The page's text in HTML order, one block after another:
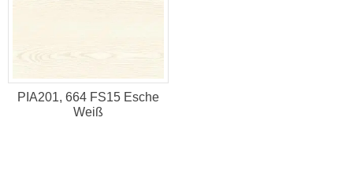
PIA201, 664 FS15 Esche
Weiß